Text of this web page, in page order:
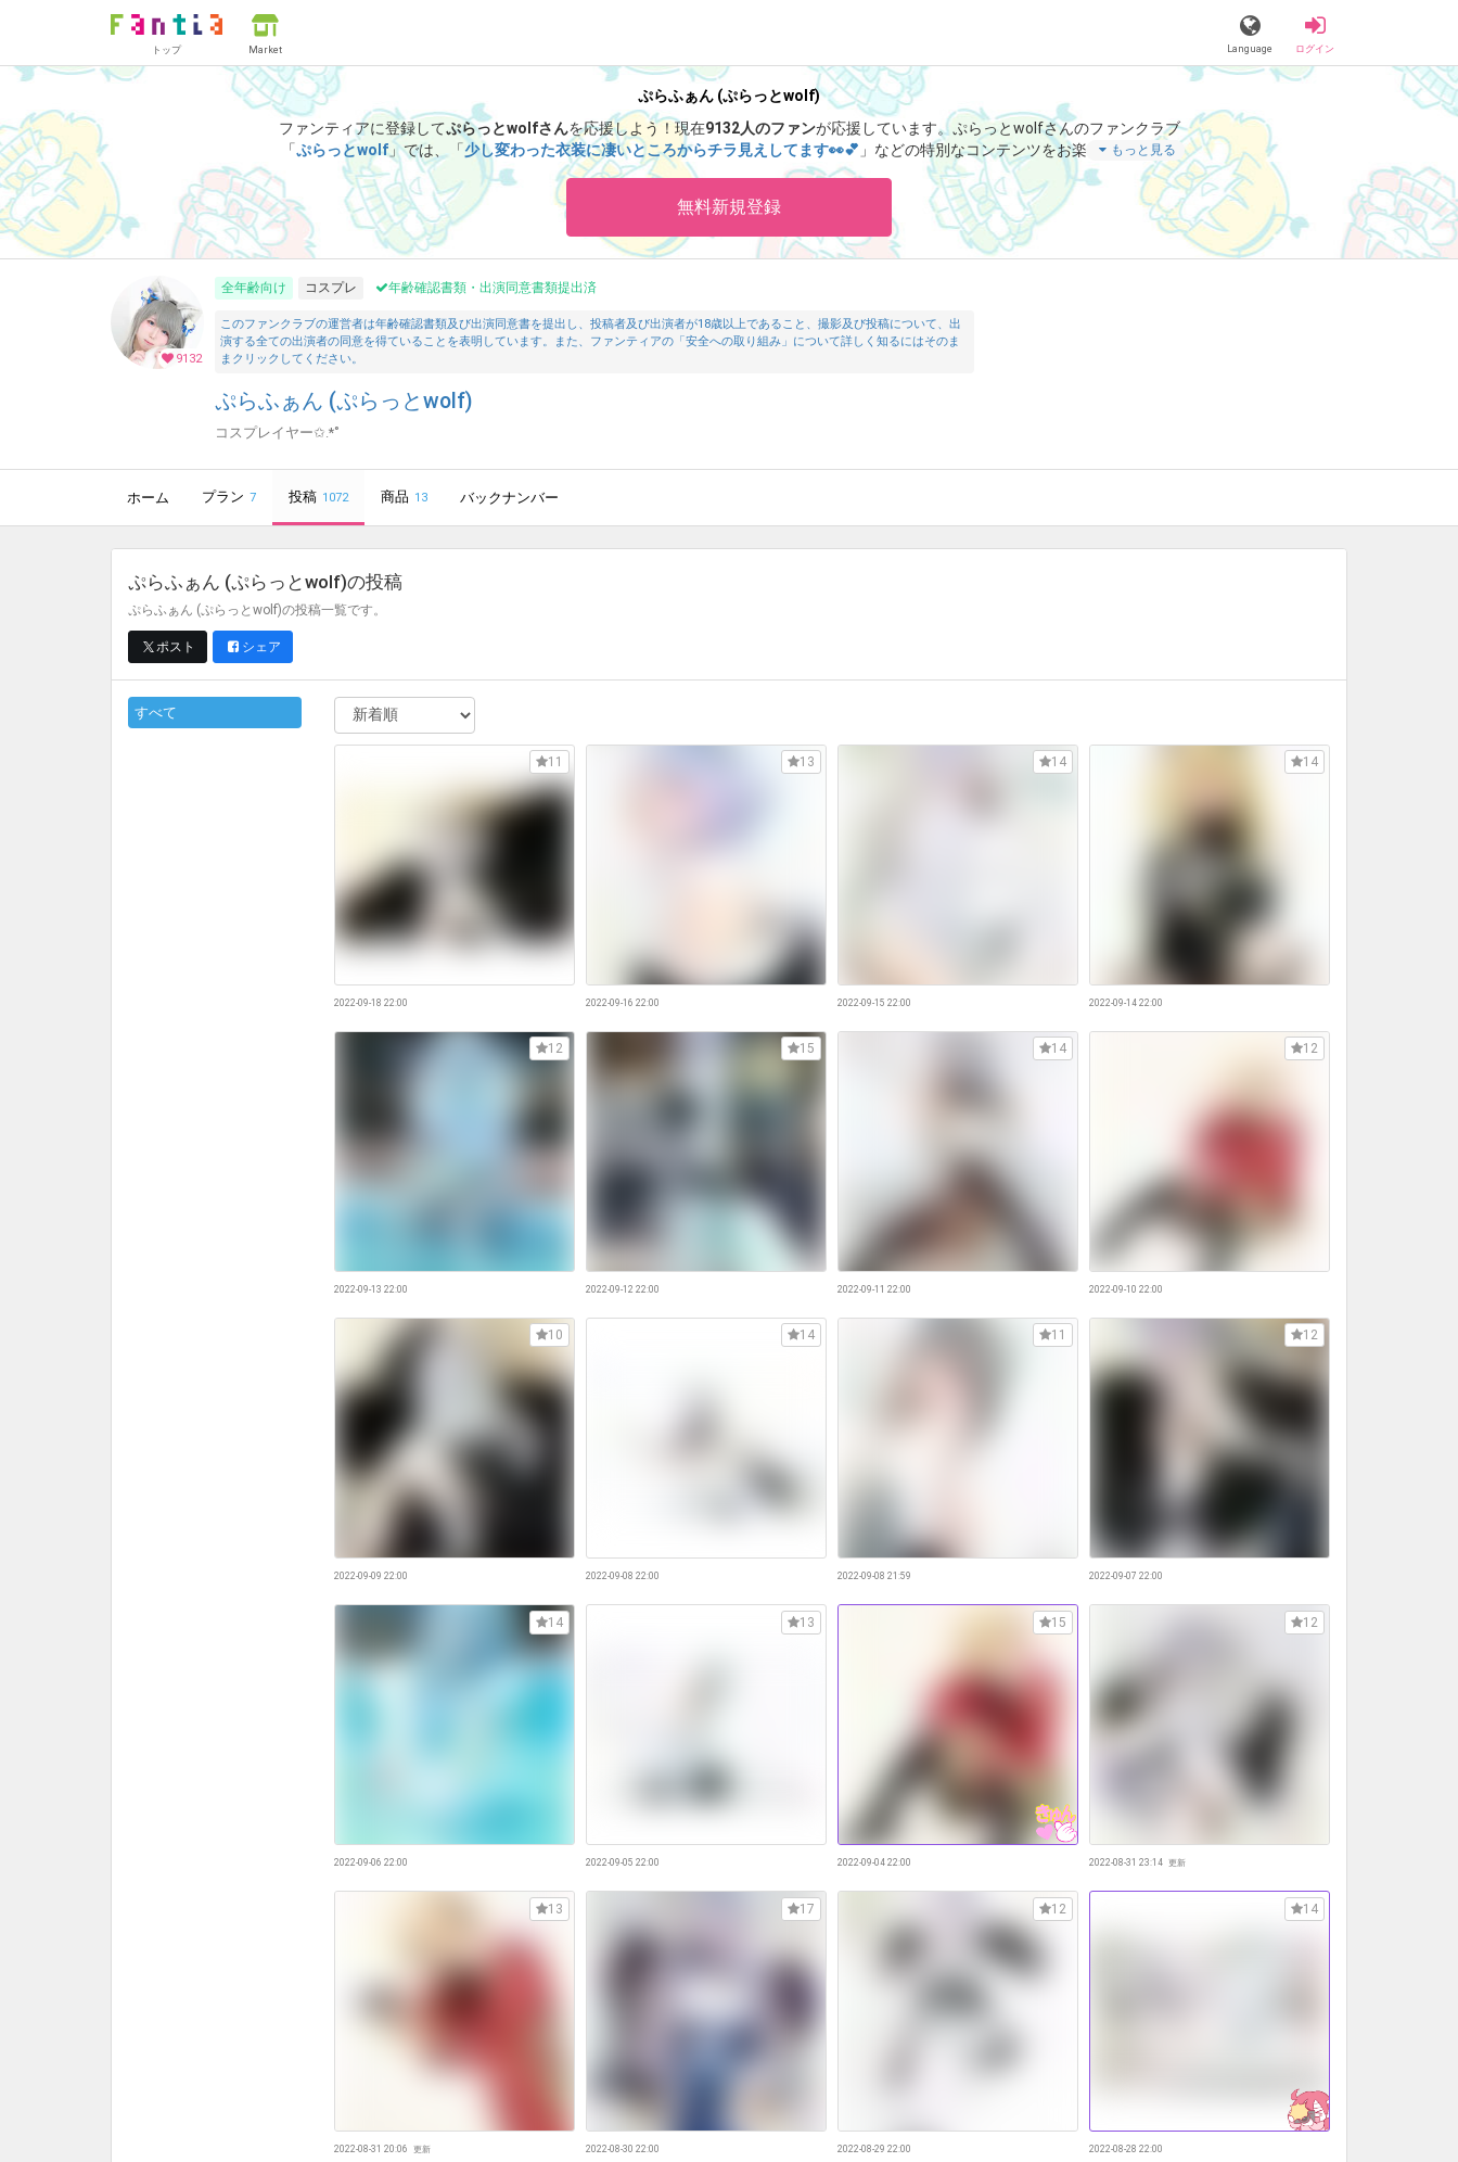
トップ Market Language ログイン
ぷらふぁん (ぷらっとwolf)
ファンティアに登録してぷらっとwolfさんを応援しよう！現在9132人のファンが応援しています。 ぷらっとwolfさんのファンクラブ
「ぷらっとwolf」では、「少し変わった衣装に凄いところからチラ見えしてます👀💕 」などの特別なコンテンツをお楽しみいただけ
もっと見る
無料新規登録
9132
全年齢向け コスプレ 年齢確認書類・出演同意書類提出済
このファンクラブの運営者は年齢確認書類及び出演同意書を提出し、投稿者及び出演者が18歳以上であること、撮影及び投稿について、出
演する全ての出演者の同意を得ていることを表明しています。また、ファンティアの「安全への取り組み」について詳しく知るにはそのま
まクリックしてください。
ぷらふぁん (ぷらっとwolf)
コスプレイヤー✩.*˚
ホーム プラン 7 投稿 1072 商品 13 バックナンバー
ぷらふぁん (ぷらっとwolf)の投稿
ぷらふぁん (ぷらっとwolf)の投稿一覧です。
ポスト シェア
すべて
2022-09-18 22:00
11
2022-09-16 22:00
13
2022-09-15 22:00
14
2022-09-14 22:00
14
2022-09-13 22:00
12
2022-09-12 22:00
15
2022-09-11 22:00
14
2022-09-10 22:00
12
2022-09-09 22:00
10
2022-09-08 22:00
14
2022-09-08 21:59
11
2022-09-07 22:00
12
2022-09-06 22:00
14
2022-09-05 22:00
13
2022-09-04 22:00
15
2022-08-31 23:14 更新
12
2022-08-31 20:06 更新
13
2022-08-30 22:00
17
2022-08-29 22:00
12
2022-08-28 22:00
14